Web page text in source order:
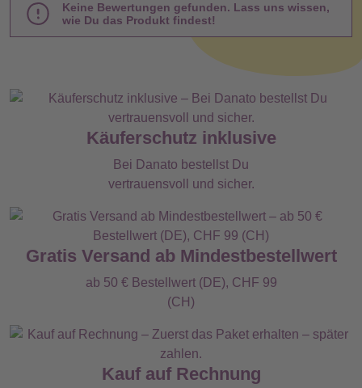
Keine Bewertungen gefunden. Lass uns wissen,
wie Du das Produkt findest!
Käuferschutz inklusive
Bei Danato bestellst Du
vertrauensvoll und sicher.
Gratis Versand ab Mindestbestellwert
ab 50 € Bestellwert (DE), CHF 99
(CH)
Kauf auf Rechnung